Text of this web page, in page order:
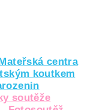
centra
koutkem
soutěže